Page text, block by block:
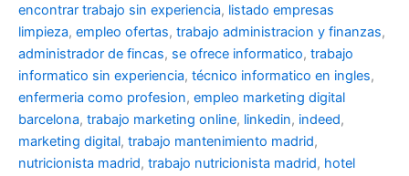
encontrar trabajo sin experiencia, listado empresas
limpieza, empleo ofertas, trabajo administracion y finanzas,
administrador de fincas, se ofrece informatico, trabajo
informatico sin experiencia, técnico informatico en ingles,
enfermeria como profesion, empleo marketing digital
barcelona, trabajo marketing online, linkedin, indeed,
marketing digital, trabajo mantenimiento madrid,
nutricionista madrid, trabajo nutricionista madrid, hotel